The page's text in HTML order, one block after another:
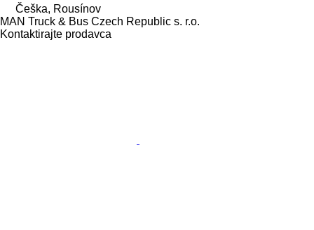
Češka, Rousínov
MAN Truck & Bus Czech Republic s. r.o.
Kontaktirajte prodavca